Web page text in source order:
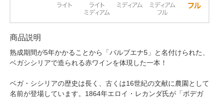
商品説明
熟成期間が5年かかることから「バルブエナ5」と名付けられた、
ベガシシリアで造られる赤ワインを体現した一本！
ベガ・シシリアの歴史は長く、古くは16世紀の文献に農園として
名前が登場しています。1864年エロイ・レカンダ氏が「ボデガ